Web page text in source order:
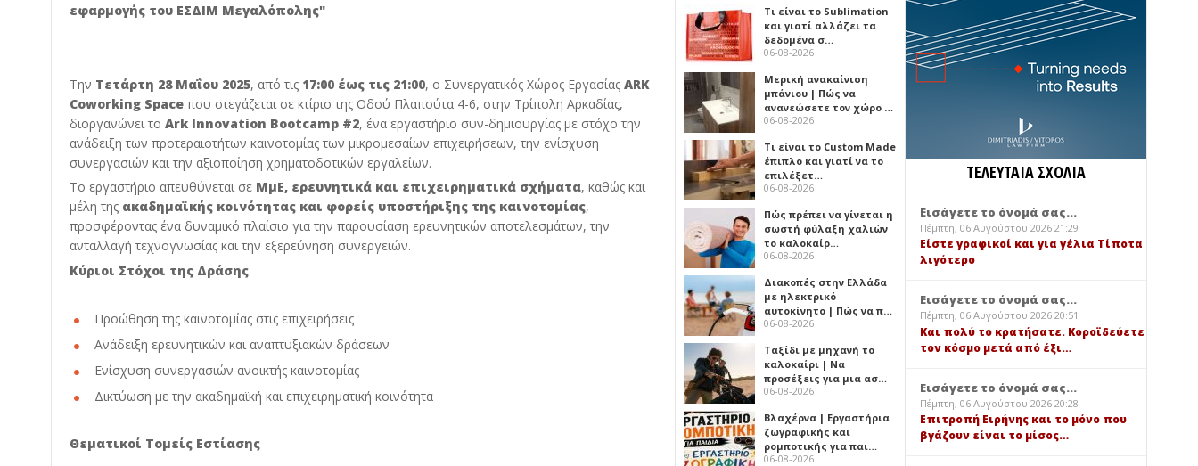
εφαρμογής του ΕΣΔΙΜ Μεγαλόπολης"
Την Τετάρτη 28 Μαΐου 2025, από τις 17:00 έως τις 21:00, ο Συνεργατικός Χώρος Εργασίας ARK
Coworking Space που στεγάζεται σε κτίριο της Οδού Πλαπούτα 4-6, στην Τρίπολη Αρκαδίας,
διοργανώνει το Ark Innovation Bootcamp #2, ένα εργαστήριο συν-δημιουργίας με στόχο την
ανάδειξη των προτεραιοτήτων καινοτομίας των μικρομεσαίων επιχειρήσεων, την ενίσχυση
συνεργασιών και την αξιοποίηση χρηματοδοτικών εργαλείων.
Το εργαστήριο απευθύνεται σε ΜμΕ, ερευνητικά και επιχειρηματικά σχήματα, καθώς και
μέλη της ακαδημαϊκής κοινότητας και φορείς υποστήριξης της καινοτομίας,
προσφέροντας ένα δυναμικό πλαίσιο για την παρουσίαση ερευνητικών αποτελεσμάτων, την
ανταλλαγή τεχνογνωσίας και την εξερεύνηση συνεργειών.
Κύριοι Στόχοι της Δράσης
Προώθηση της καινοτομίας στις επιχειρήσεις
Ανάδειξη ερευνητικών και αναπτυξιακών δράσεων
Ενίσχυση συνεργασιών ανοικτής καινοτομίας
Δικτύωση με την ακαδημαϊκή και επιχειρηματική κοινότητα
Θεματικοί Τομείς Εστίασης
Τι είναι το Sublimation
και γιατί αλλάζει τα
δεδομένα σ…
06-08-2026
Μερική ανακαίνιση
μπάνιου | Πώς να
ανανεώσετε τον χώρο …
06-08-2026
Τι είναι το Custom Made
έπιπλο και γιατί να το
επιλέξετ…
06-08-2026
Πώς πρέπει να γίνεται η
σωστή φύλαξη χαλιών
το καλοκαίρ…
06-08-2026
Διακοπές στην Ελλάδα
με ηλεκτρικό
αυτοκίνητο | Πώς να π…
06-08-2026
Ταξίδι με μηχανή το
καλοκαίρι | Να
προσέξεις για μια ασ…
06-08-2026
Βλαχέρνα | Εργαστήρια
ζωγραφικής και
ρομποτικής για παι…
06-08-2026
ΤΕΛΕΥΤΑΙΑ ΣΧΟΛΙΑ
Εισάγετε το όνομά σας...
Πέμπτη, 06 Αυγούστου 2026 21:29
Είστε γραφικοί και για γέλια Τίποτα
λιγότερο
Εισάγετε το όνομά σας...
Πέμπτη, 06 Αυγούστου 2026 20:51
Και πολύ το κρατήσατε. Κοροϊδεύετε
τον κόσμο μετά από έξι…
Εισάγετε το όνομά σας...
Πέμπτη, 06 Αυγούστου 2026 20:28
Επιτροπή Ειρήνης και το μόνο που
βγάζουν είναι το μίσος…